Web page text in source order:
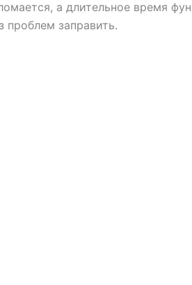
а длительное время
проблем заправить.